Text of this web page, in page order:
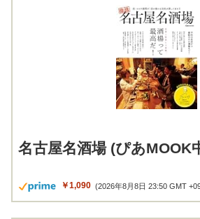
名古屋名酒場 (ぴあMOOK
￥1,090 (2026年8月8日 23:50 GMT